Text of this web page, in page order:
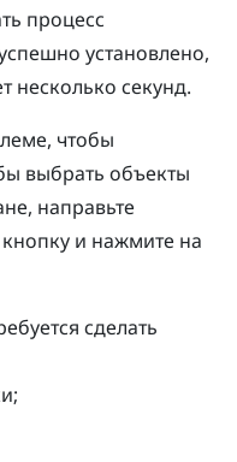
процесс
установлено,
несколько секунд.
чтобы
выбрать объекты
направьте
и нажмите на
сделать